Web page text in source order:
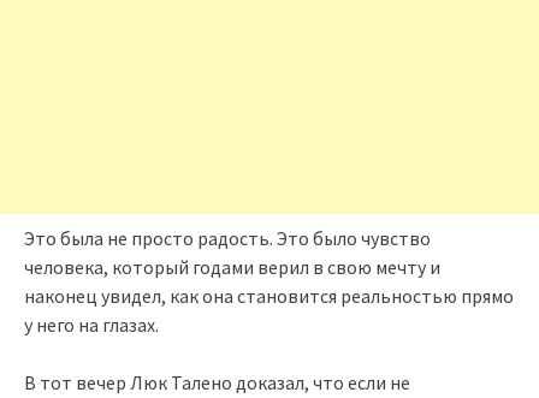
Это была не просто радость. Это было чувство
человека, который годами верил в свою мечту и
наконец увидел, как она становится реальностью прямо
у него на глазах.
В тот вечер Люк Талено доказал, что если не